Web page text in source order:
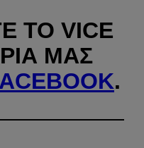
ΤΟ VICE
ΜΑΣ
.